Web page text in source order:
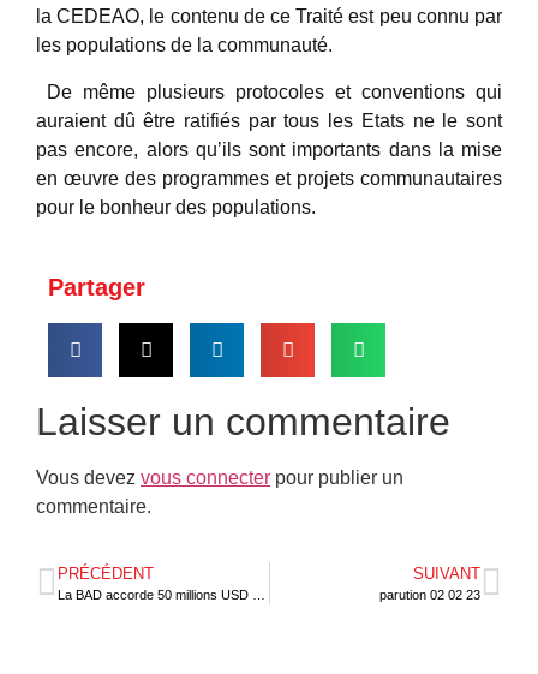
la CEDEAO, le contenu de ce Traité est peu connu par
les populations de la communauté.
De même plusieurs protocoles et conventions qui
auraient dû être ratifiés par tous les Etats ne le sont
pas encore, alors qu’ils sont importants dans la mise
en œuvre des programmes et projets communautaires
pour le bonheur des populations.
Partager
Laisser un commentaire
Vous devez vous connecter pour publier un
commentaire.
PRÉCÉDENT SUIVANT
parution 02 02 23